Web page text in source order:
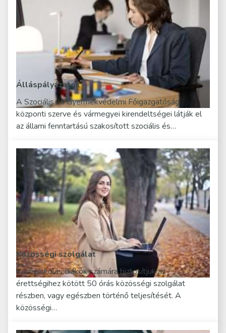
Álláspályázatok
A Szociális és Gyermekvédelmi Főigazgatóság
központi szerve és vármegyei kirendeltségei látják el
az állami fenntartású szakosított szociális és…
Közösségi szolgálat
Középiskolás diákok számára biztosítjuk az
érettségihez kötött 50 órás közösségi szolgálat
részben, vagy egészben történő teljesítését. A
közösségi…